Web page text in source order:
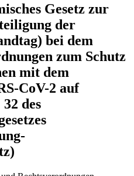
Gesetz zur
der
bei dem
zum Schutz
mit dem
CoV-2 auf
des